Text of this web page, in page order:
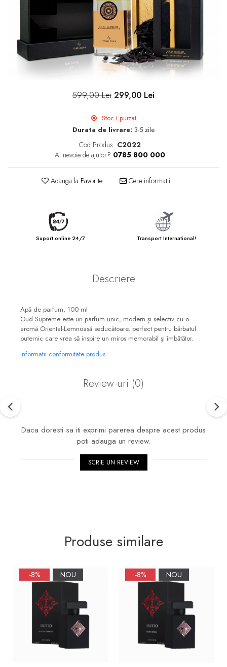
599,00 Lei 299,00 Lei
Stoc Epuizat
Durata de livrare: 3-5 zile
Cod Produs: C2022
Ai nevoie de ajutor? 0785 800 000
Adauga la Favorite Cere informatii
Suport online 24/7 Transport International!
Descriere
Apă de parfum, 100 ml
Oud Supreme este un parfum unic, modern și selectiv cu o
aromă Oriental-Lemnoasă seducătoare, perfect pentru bărbatul
puternic care vrea să inspire un miros memorabil și îmbătător.
Informatii conformitate produs
Review-uri (0)
Daca doresti sa iti exprimi parerea despre acest produs
poti adauga un review.
SCRIE UN REVIEW
Produse similare
-8% NOU -8% NOU